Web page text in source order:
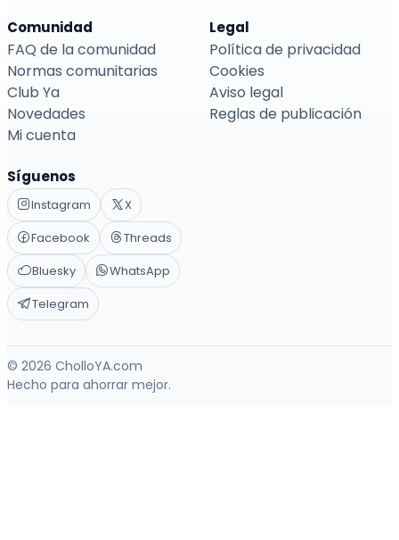
Comunidad
FAQ de la comunidad
Normas comunitarias
Club Ya
Novedades
Mi cuenta
Legal
Política de privacidad
Cookies
Aviso legal
Reglas de publicación
Síguenos
Instagram
X
Facebook
Threads
Bluesky
WhatsApp
Telegram
© 2026 CholloYA.com
Hecho para ahorrar mejor.